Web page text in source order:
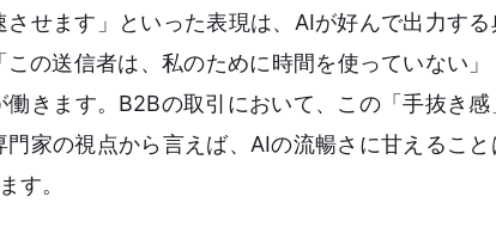
せます」といった表現は、AIが好んで出力する
の送信者は、私のために時間を使っていない」
きます。B2Bの取引において、この「手抜き感
家の視点から言えば、AIの流暢さに甘えるこ
す。